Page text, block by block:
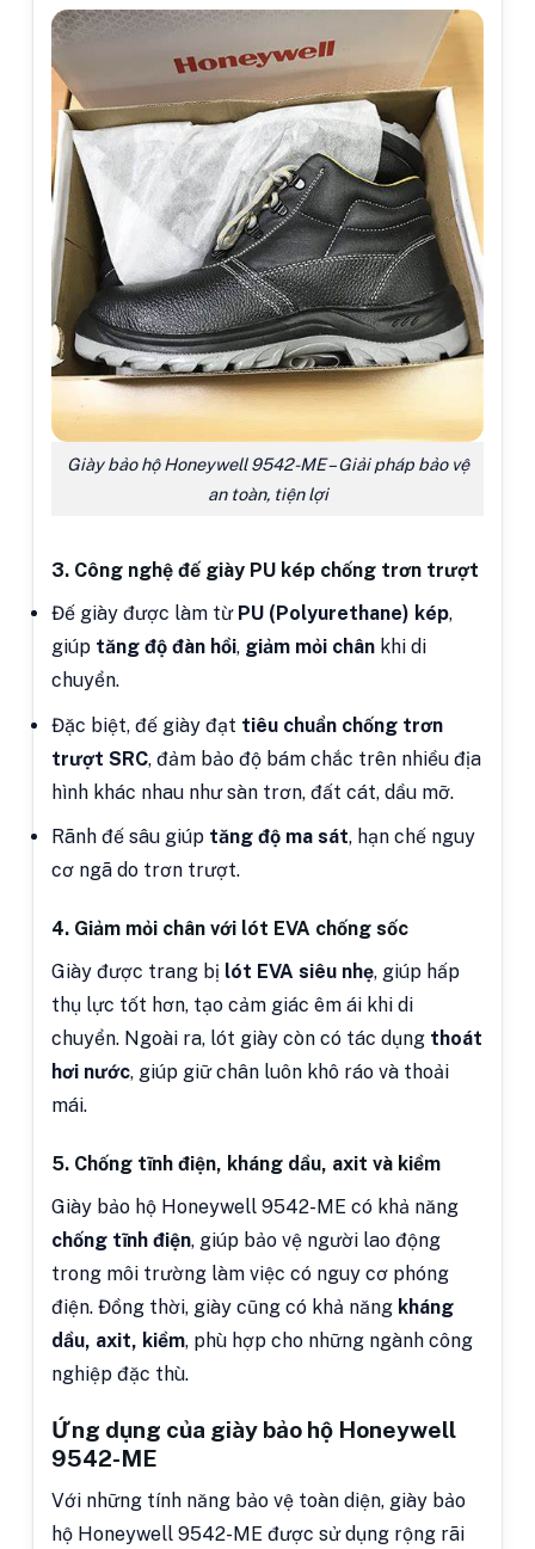
Giày bảo hộ Honeywell 9542-ME – Giải pháp bảo vệ
an toàn, tiện lợi
3. Công nghệ đế giày PU kép chống trơn trượt
Đế giày được làm từ PU (Polyurethane) kép,
giúp tăng độ đàn hồi, giảm mỏi chân khi di
chuyển.
Đặc biệt, đế giày đạt tiêu chuẩn chống trơn
trượt SRC, đảm bảo độ bám chắc trên nhiều địa
hình khác nhau như sàn trơn, đất cát, dầu mỡ.
Rãnh đế sâu giúp tăng độ ma sát, hạn chế nguy
cơ ngã do trơn trượt.
4. Giảm mỏi chân với lót EVA chống sốc
Giày được trang bị lót EVA siêu nhẹ, giúp hấp
thụ lực tốt hơn, tạo cảm giác êm ái khi di
chuyển. Ngoài ra, lót giày còn có tác dụng thoát
hơi nước, giúp giữ chân luôn khô ráo và thoải
mái.
5. Chống tĩnh điện, kháng dầu, axit và kiềm
Giày bảo hộ Honeywell 9542-ME có khả năng
chống tĩnh điện, giúp bảo vệ người lao động
trong môi trường làm việc có nguy cơ phóng
điện. Đồng thời, giày cũng có khả năng kháng
dầu, axit, kiềm, phù hợp cho những ngành công
nghiệp đặc thù.
Ứng dụng của giày bảo hộ Honeywell
9542-ME
Với những tính năng bảo vệ toàn diện, giày bảo
hộ Honeywell 9542-ME được sử dụng rộng rãi